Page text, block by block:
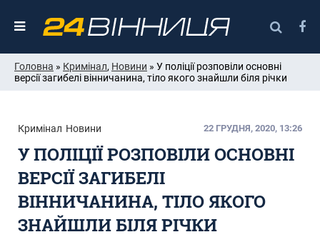
Головна » Кримінал, Новини » У поліції розповіли основні
версії загибелі вінничанина, тіло якого знайшли біля річки
Кримінал Новини 22 ГРУДНЯ, 2020, 13:26
У ПОЛІЦІЇ РОЗПОВІЛИ ОСНОВНІ
ВЕРСІЇ ЗАГИБЕЛІ
ВІННИЧАНИНА, ТІЛО ЯКОГО
ЗНАЙШЛИ БІЛЯ РІЧКИ